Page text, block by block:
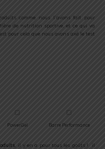
comme nous l’avons fait pour
de nutrition sportive, et ce qui va
pour cela que nous avons axé le test
PowerGel Barre Performance
, il y en a pour tous les goûts ! il